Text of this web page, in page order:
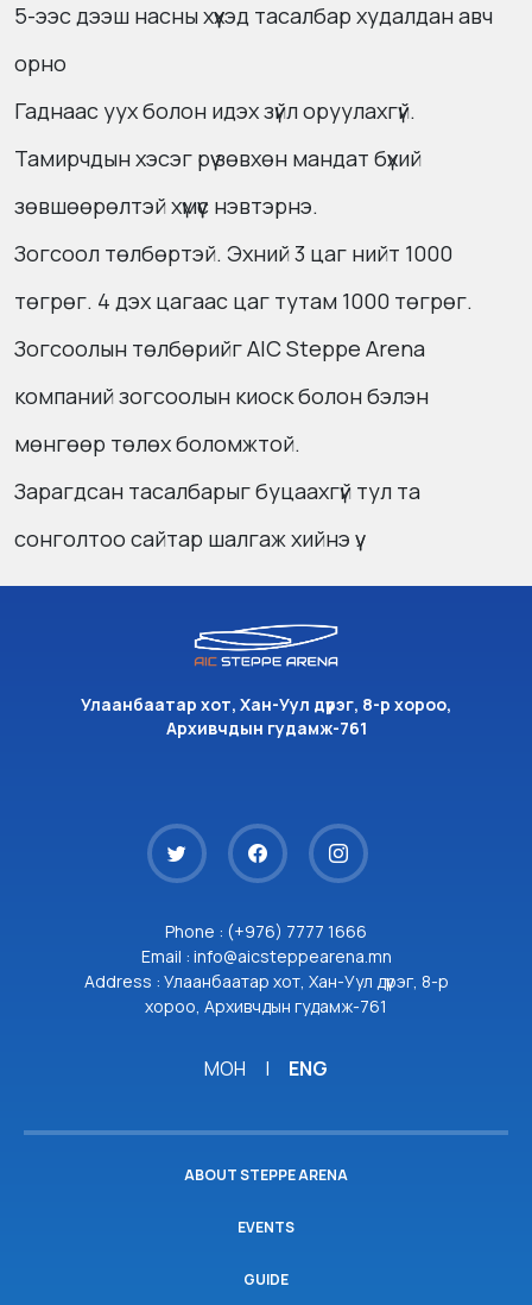
5-ээс дээш насны хүүхэд тасалбар худалдан авч
орно
Гаднаас уух болон идэх зүйл оруулахгүй.
Тамирчдын хэсэг рүү зөвхөн мандат бүхий
зөвшөөрөлтэй хүмүүс нэвтэрнэ.
Зогсоол төлбөртэй. Эхний 3 цаг нийт 1000
төгрөг. 4 дэх цагаас цаг тутам 1000 төгрөг.
Зогсоолын төлбөрийг AIC Steppe Arena
компаний зогсоолын киоск болон бэлэн
мөнгөөр төлөх боломжтой.
Зарагдсан тасалбарыг буцаахгүй тул та
сонголтоо сайтар шалгаж хийнэ үү.
Улаанбаатар хот, Хан-Уул дүүрэг, 8-р хороо,
Архивчдын гудамж-761
Phone : (+976) 7777 1666
Email : info@aicsteppearena.mn
Address : Улаанбаатар хот, Хан-Уул дүүрэг, 8-р
хороо, Архивчдын гудамж-761
МОН | ENG
ABOUT STEPPE ARENA
EVENTS
GUIDE